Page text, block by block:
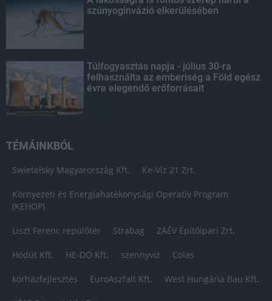
szúnyoginvázió elkerülésében
Túlfogyasztás napja - július 30-ra
felhasználta az emberiség a Föld egész
évre elegendő erőforrásait
TÉMÁINKBÓL
Swietelsky Magyarország Kft. Ke-Víz 21 Zrt.
Környezeti és Energiahatékonysági Operatív Program
(KEHOP)
Liszt Ferenc repülőtér Strabag ZÁÉV Építőipari Zrt.
Hódút Kft. HE-DO Kft. szennyvíz Colas
kórházfejlesztés EuroAszfalt Kft. West Hungária Bau Kft.